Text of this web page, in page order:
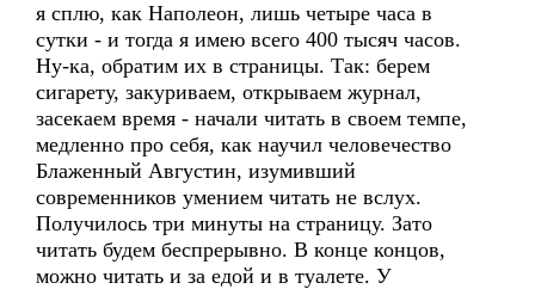
я сплю, как Наполеон, лишь четыре часа в
сутки - и тогда я имею всего 400 тысяч часов.
Ну-ка, обратим их в страницы. Так: берем
сигарету, закуриваем, открываем журнал,
засекаем время - начали читать в своем темпе,
медленно про себя, как научил человечество
Блаженный Августин, изумивший
современников умением читать не вслух.
Получилось три минуты на страницу. Зато
читать будем беспрерывно. В конце концов,
можно читать и за едой и в туалете. У